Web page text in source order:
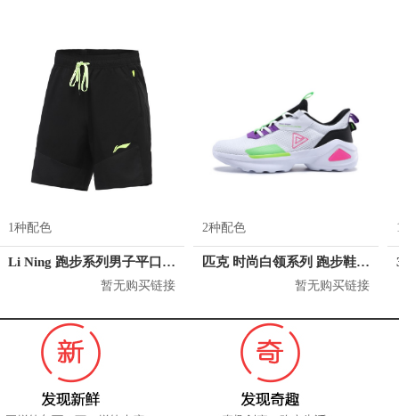
1种配色
Li Ning 跑步系列男子平口运动短裤 AKSR001
暂无购买链接
2种配色
匹克 时尚白领系列 跑步鞋 E12837E
暂无购买链接